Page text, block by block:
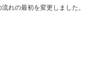
れの最初を変更しました。